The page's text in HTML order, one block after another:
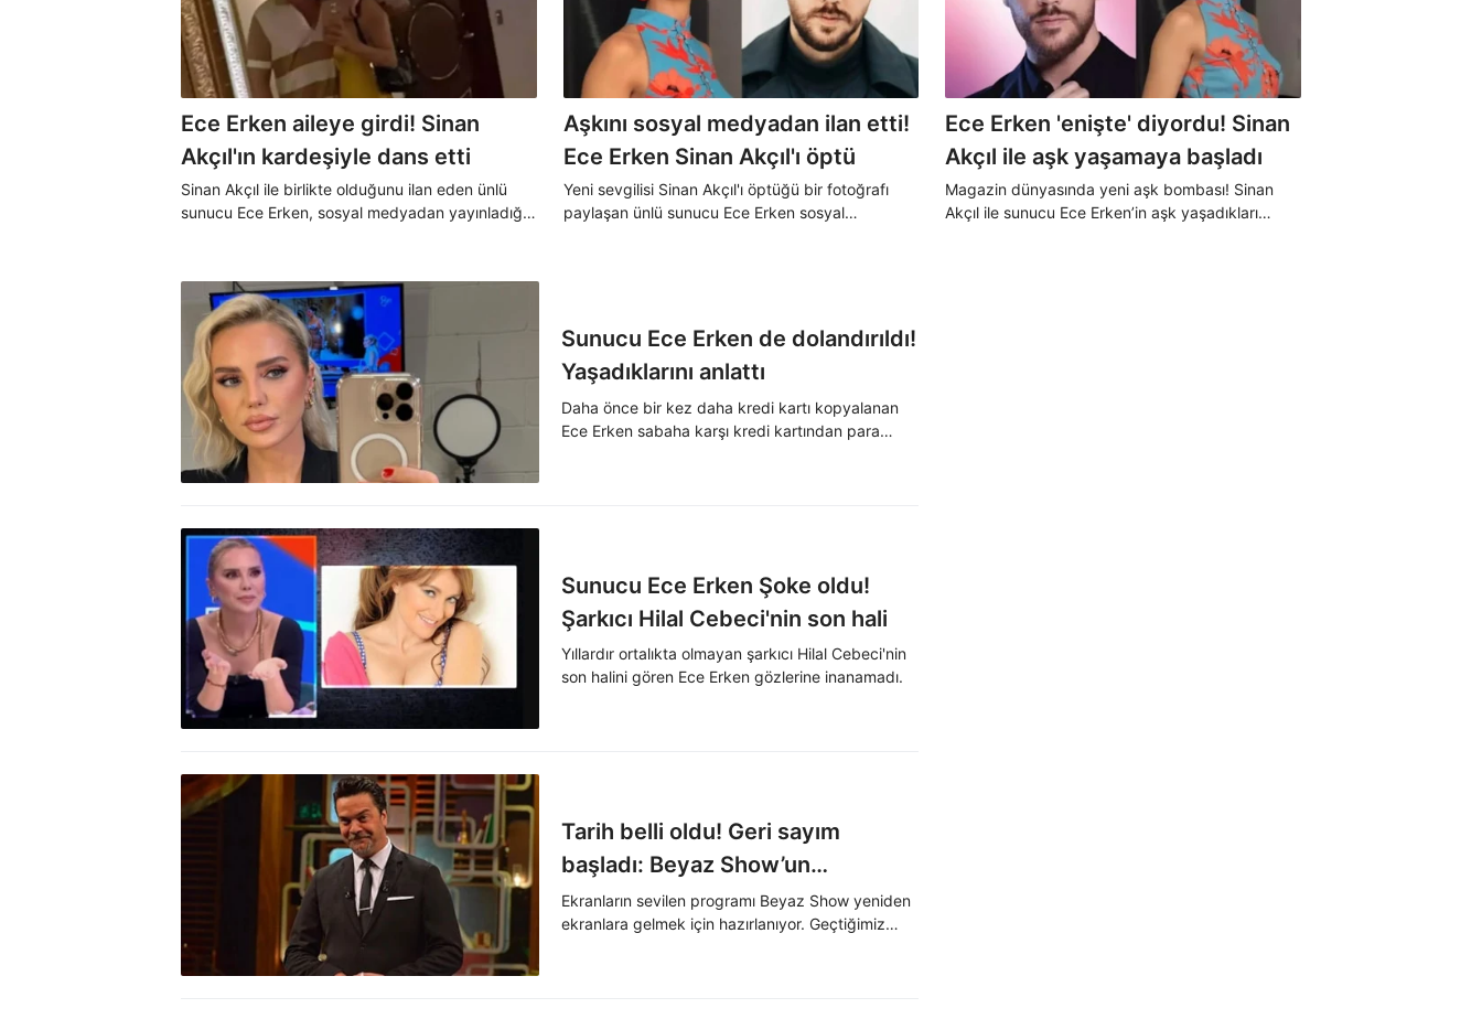
Ece Erken aileye girdi! Sinan
Akçıl'ın kardeşiyle dans etti
Sinan Akçıl ile birlikte olduğunu ilan eden ünlü
sunucu Ece Erken, sosyal medyadan yayınladığı
Aşkını sosyal medyadan ilan etti!
Ece Erken Sinan Akçıl'ı öptü
Yeni sevgilisi Sinan Akçıl'ı öptüğü bir fotoğrafı
paylaşan ünlü sunucu Ece Erken sosyal
Ece Erken 'enişte' diyordu! Sinan
Akçıl ile aşk yaşamaya başladı
Magazin dünyasında yeni aşk bombası! Sinan
Akçıl ile sunucu Ece Erken’in aşk yaşadıkları
Sunucu Ece Erken de dolandırıldı!
Yaşadıklarını anlattı
Daha önce bir kez daha kredi kartı kopyalanan
Ece Erken sabaha karşı kredi kartından para
Sunucu Ece Erken Şoke oldu!
Şarkıcı Hilal Cebeci'nin son hali
Yıllardır ortalıkta olmayan şarkıcı Hilal Cebeci'nin
son halini gören Ece Erken gözlerine inanamadı.
Tarih belli oldu! Geri sayım
başladı: Beyaz Show’un
yayınlanacağı tarih...
Ekranların sevilen programı Beyaz Show yeniden
ekranlara gelmek için hazırlanıyor. Geçtiğimiz